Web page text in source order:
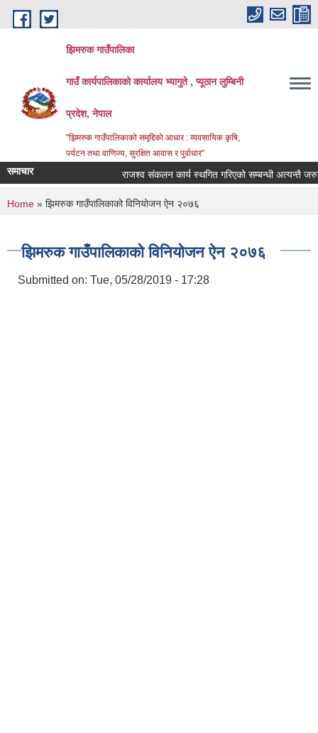
Skip to main content
झिमरुक गाउँपालिका
गाउँ कार्यपालिकाको कार्यालय भ्यागुते , प्यूठान लुम्बिनी
प्रदेश, नेपाल
"झिमरुक गाउँपालिकाको समृद्दिको आधार : व्यवसायिक कृषि,
पर्यटन तथा वाणिज्य, सुरक्षित आवास र पुर्वाधार"
समाचार राजश्व संकलन कार्य स्थगित गरिएको सम्बन्धी अत्यन्तै जरुरी
You are here
Home » झिमरुक गाउँपालिकाको विनियोजन ऐन २०७६
झिमरुक गाउँपालिकाको विनियोजन ऐन २०७६
Submitted on: Tue, 05/28/2019 - 17:28